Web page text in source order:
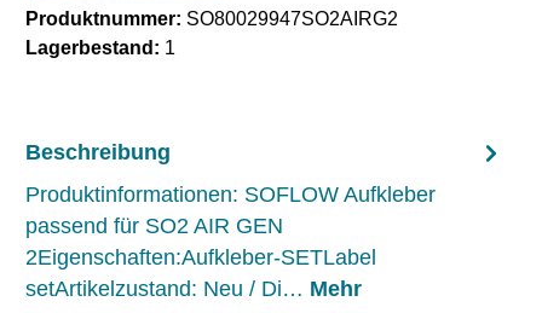
Produktnummer: SO80029947SO2AIRG2
Lagerbestand: 1
Beschreibung
Produktinformationen: SOFLOW Aufkleber
passend für SO2 AIR GEN
2Eigenschaften:Aufkleber-SETLabel
setArtikelzustand: Neu / Di… Mehr